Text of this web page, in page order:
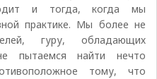
и тогда, когда мы
практике. Мы более не
гуру, обладающих
пытаемся найти нечто
тому, что